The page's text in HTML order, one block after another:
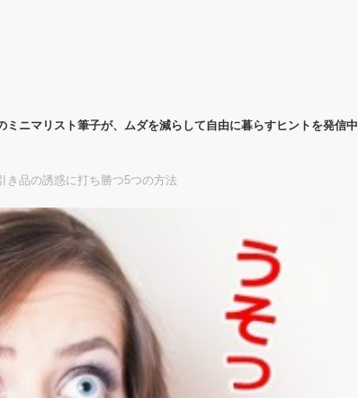
ミニマリスト筆子が、ムダを減らして自由に暮らすヒントを発信中
き品の誘惑に打ち勝つ5つの方法